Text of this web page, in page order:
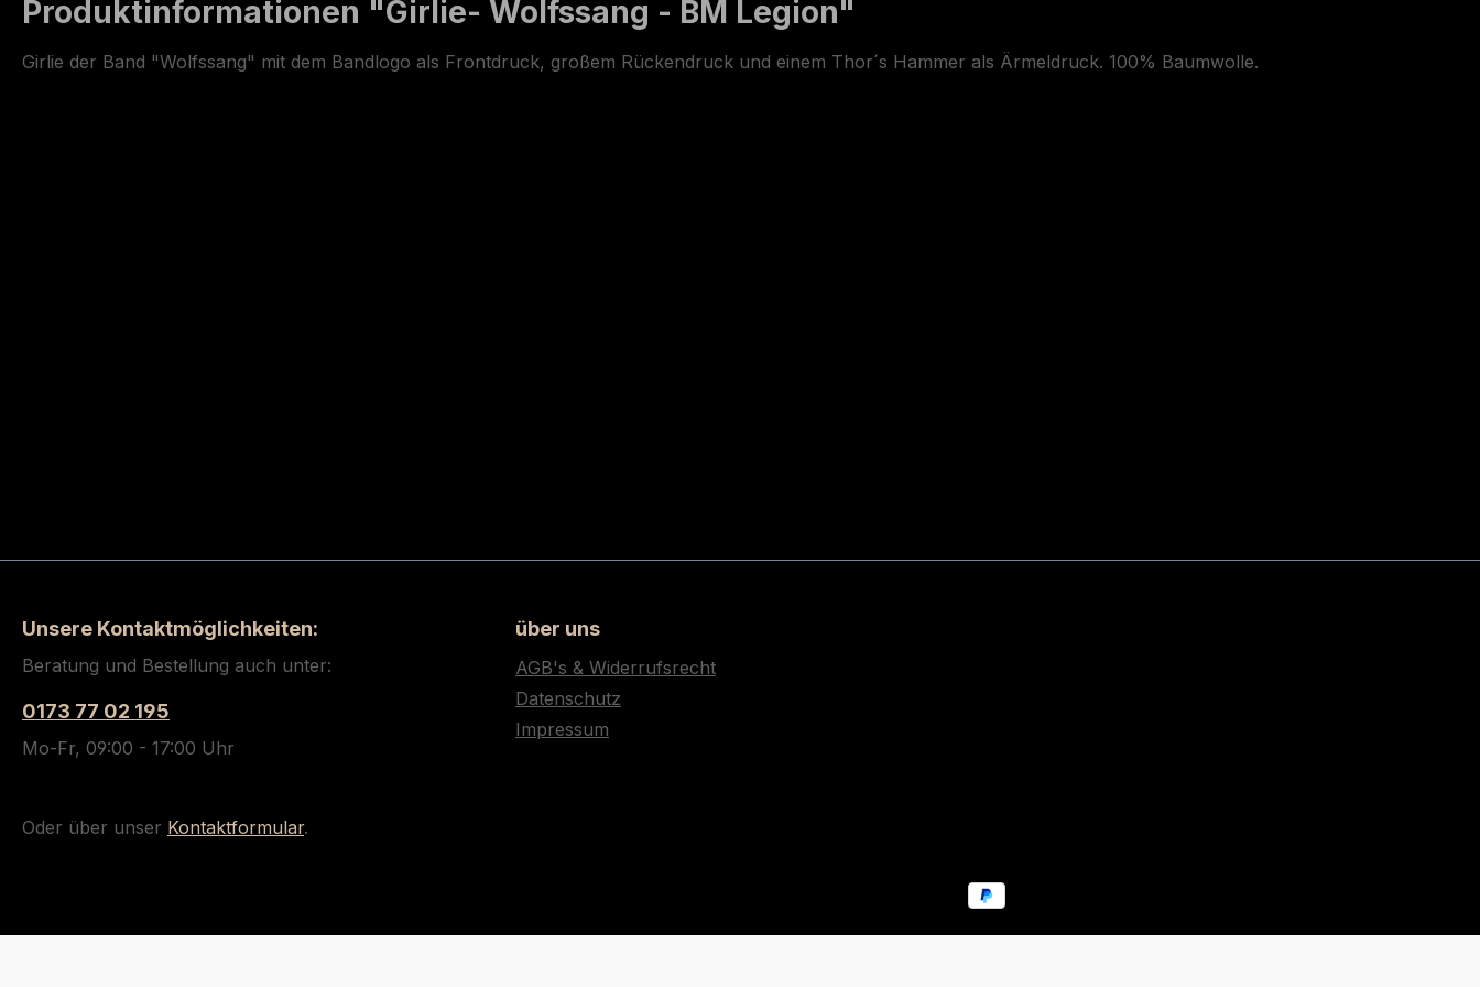
Produktinformationen "Girlie- Wolfssang - BM Legion"
Girlie der Band "Wolfssang" mit dem Bandlogo als Frontdruck, großem Rückendruck und einem Thor´s Hammer als Ärmeldruck. 100% Baumwolle.
Unsere Kontaktmöglichkeiten:
Beratung und Bestellung auch unter:
0173 77 02 195
Mo-Fr, 09:00 - 17:00 Uhr
Oder über unser Kontaktformular.
über uns
AGB's & Widerrufsrecht
Datenschutz
Impressum